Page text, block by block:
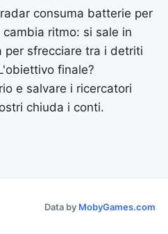
consuma batterie per
ritmo: si sale in
per sfrecciare tra i detriti
finale?
e salvare i ricercatori
chiuda i conti.
Data by MobyGames.com